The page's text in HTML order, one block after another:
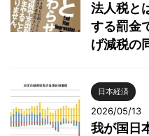
法人税と
する罰金
げ減税の
日本経済
2026/05/13
我が国日